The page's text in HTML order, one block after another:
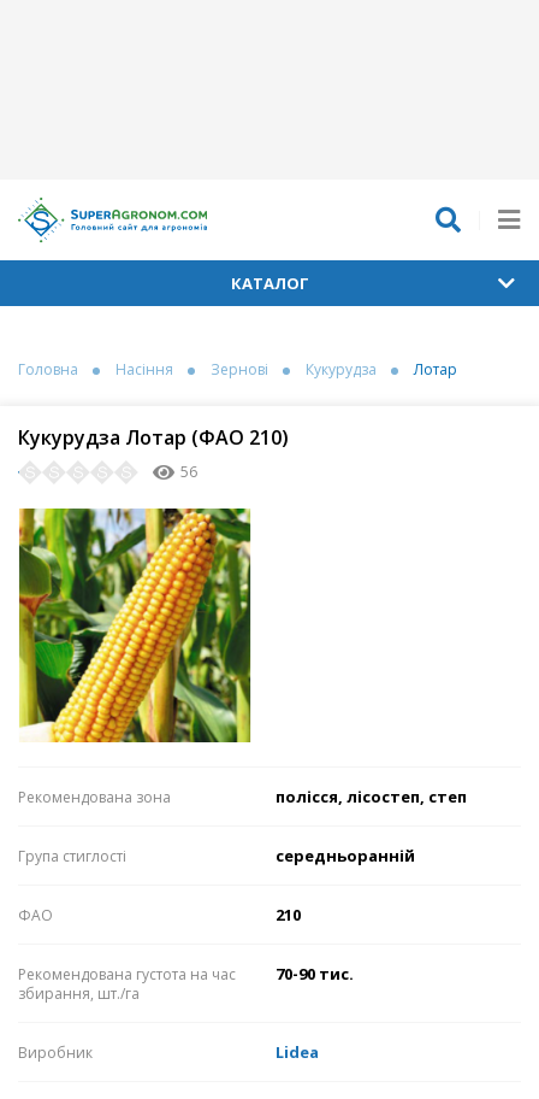
КАТАЛОГ
Головна Насіння Зернові Кукурудза Лотар
Кукурудза Лотар (ФАО 210)
56
Рекомендована зона полісся, лісостеп, степ
Група стиглості середньоранній
ФАО 210
Рекомендована густота на час
збирання, шт./га
70-90 тис.
Виробник Lidea